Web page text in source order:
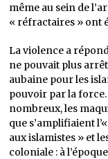
même au sein de
« réfractaires » ont
La violence a
ne pouvait plus
aubaine pour les
pouvoir par la force.
nombreux, les
que s’amplifiaient
aux islamistes » et
coloniale : à